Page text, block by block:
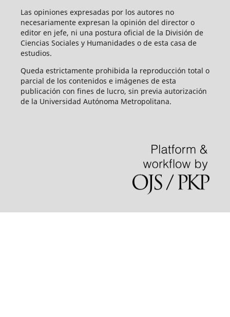
Las opiniones expresadas por los autores no
necesariamente expresan la opinión del director o
editor en jefe, ni una postura oficial de la División de
Ciencias Sociales y Humanidades o de esta casa de
estudios.
Queda estrictamente prohibida la reproducción total o
parcial de los contenidos e imágenes de esta
publicación con fines de lucro, sin previa autorización
de la Universidad Autónoma Metropolitana.